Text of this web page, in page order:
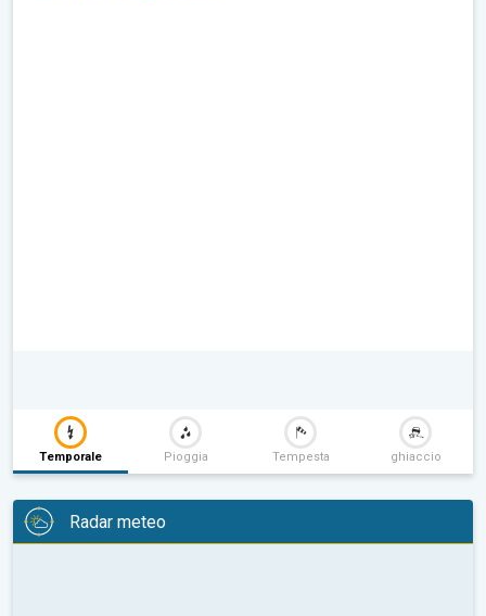
Temporale Pioggia Tempesta ghiaccio
Radar meteo